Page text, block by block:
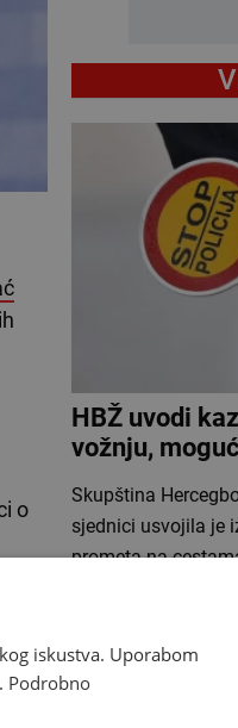
o
HBŽ uvodi
vožnju,
Skupština
sjednici usvojila je
prometa na
iskustva. Uporabom
Podrobno